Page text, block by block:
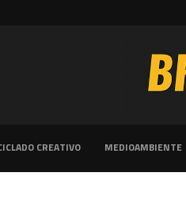
CREATIVO MEDIOAMBIENTE